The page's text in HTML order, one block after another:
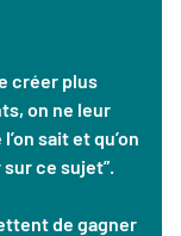
créer plus
on ne leur
sait et qu’on
ce sujet”.
de gagner